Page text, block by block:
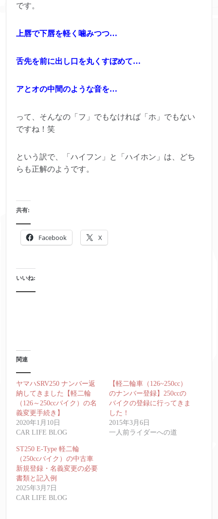
です。
上唇で下唇を軽く噛みつつ…
舌先を前に出し口を丸くすぼめて…
アとオの中間のような音を…
って、そんなの「フ」でもなければ「ホ」でもない
ですね！笑
という訳で、「ハイフン」と「ハイホン」は、どち
らも正解のようです。
共有:
Facebook X
いいね:
関連
ヤマハSRV250 ナンバー返
納してきました【軽二輪
（126～250ccバイク）の名
義変更手続き】
2020年1月10日
CAR LIFE BLOG
【軽二輪車（126~250cc）
のナンバー登録】250ccの
バイクの登録に行ってきま
した！
2015年3月6日
一人前ライダーへの道
ST250 E-Type 軽二輪
（250ccバイク）の中古車
新規登録・名義変更の必要
書類と記入例
2025年3月7日
CAR LIFE BLOG